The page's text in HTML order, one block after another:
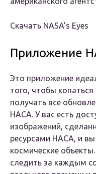
Скачать NASA’s Eyes
Приложение
Это приложение
того, чтобы
получать все
НАСА. У вас есть
изображений,
ресурсами НАСА, и
космические
следить за каждым